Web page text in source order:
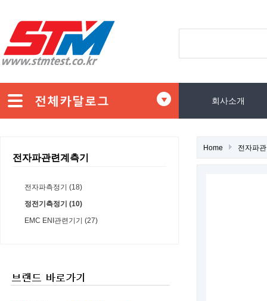
회사소개
전자파관련계측기
전자파측정기 (18)
정전기측정기 (10)
EMC ENI관련기기 (27)
Home 전자파